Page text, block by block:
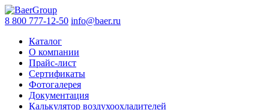
8 800 777-12-50 info@baer.ru
Каталог
О компании
Прайс-лист
Сертификаты
Фотогалерея
Документация
Калькулятор воздухоохладителей